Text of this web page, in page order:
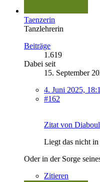
Taenzerin
Tanzlehrerin
Beiträge
1.619
Dabei seit
15. September
4. Juni 2025,
#162
Zitat von
Liegt das nicht
Oder in der Sorge
Zitieren